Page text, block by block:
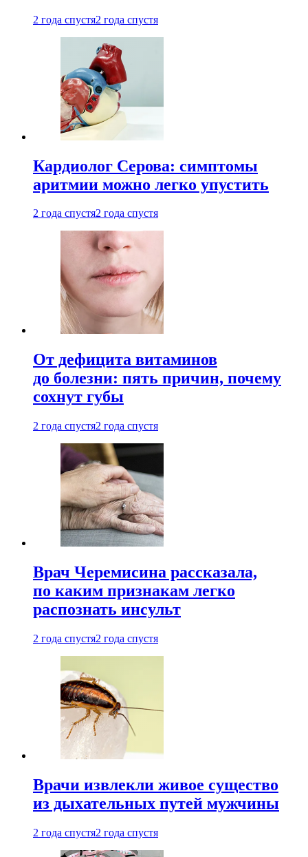
2 года спустя2 года спустя
Кардиолог Серова: симптомы
аритмии можно легко упустить
2 года спустя2 года спустя
От дефицита витаминов
до болезни: пять причин, почему
сохнут губы
2 года спустя2 года спустя
Врач Черемисина рассказала,
по каким признакам легко
распознать инсульт
2 года спустя2 года спустя
Врачи извлекли живое существо
из дыхательных путей мужчины
2 года спустя2 года спустя